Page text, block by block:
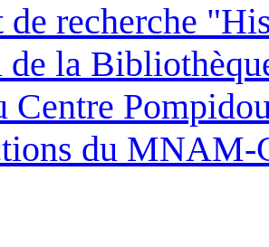
de recherche
de la
Centre
du MNAM-